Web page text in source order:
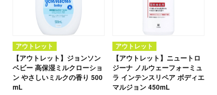
アウトレット
【アウトレット】ジョンソン
ベビー 高保湿ミルクローショ
ン やさしいミルクの香り 500
mL
アウトレット
【アウトレット】ニュートロ
ジーナ ノルウェーフォーミュ
ラ インテンスリペア ボディエ
マルジョン 450mL